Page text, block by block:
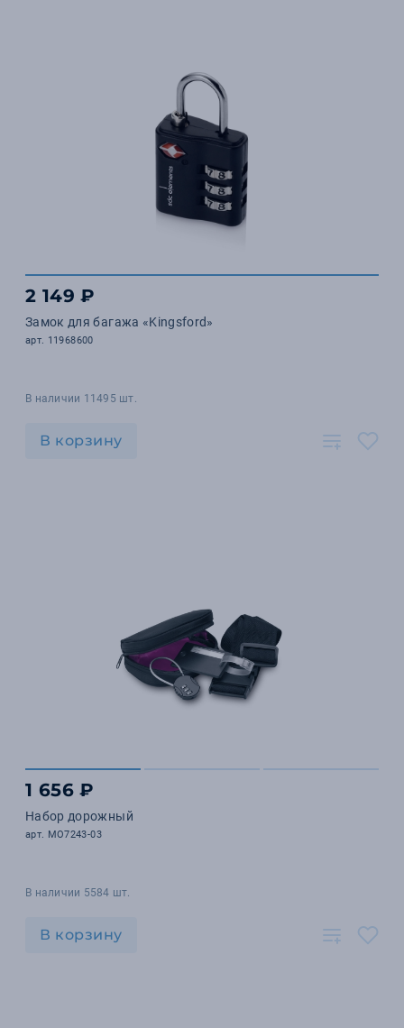
2 149 ₽
Замок для багажа «Kingsford»
арт. 11968600
В наличии 11495 шт.
В корзину
1 656 ₽
Набор дорожный
арт. MO7243-03
В наличии 5584 шт.
В корзину